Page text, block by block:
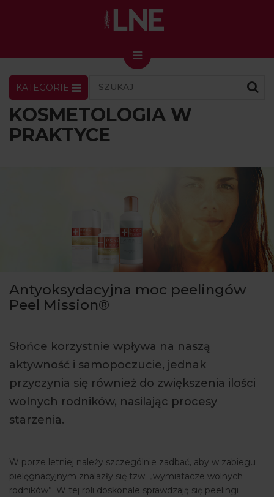
LNENEWS
KONGRES I TARGI
PODCAST
MAGAZYN
O NAS
PRENUMERATA
ARTYKUŁY
KATEGORIE
KOSMETOLOGIA W
PRAKTYCE
Antyoksydacyjna moc peelingów
Peel Mission®
Słońce korzystnie wpływa na naszą
aktywność i samopoczucie, jednak
przyczynia się również do zwiększenia ilości
wolnych rodników, nasilając procesy
starzenia.
W porze letniej należy szczególnie zadbać, aby w zabiegu
pielęgnacyjnym znalazły się tzw. „wymiatacze wolnych
rodników”. W tej roli doskonale sprawdzają się peelingi